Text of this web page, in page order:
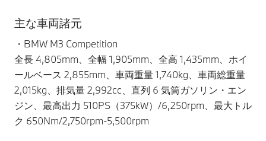
主な車両諸元
・BMW M3 Competition
全長 4,805mm、全幅 1,905mm、全高 1,435mm、ホイ
ールベース 2,855mm、車両重量 1,740kg、車両総重量
2,015kg、排気量 2,992cc、直列 6 気筒ガソリン・エン
ジン、最高出力 510PS（375kW）/6,250rpm、最大トル
ク 650Nm/2,750rpm-5,500rpm